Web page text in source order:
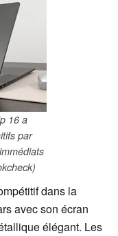
16 a
par
dans la
avec son écran
élégant. Les